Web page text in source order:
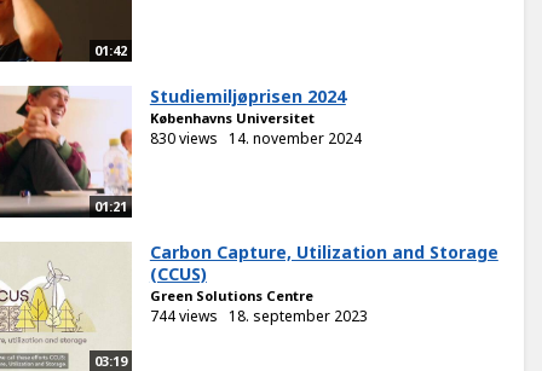
01:42
01:21
Studiemiljøprisen 2024
Københavns Universitet
830 views 14. november 2024
03:19
Carbon Capture, Utilization and Storage
(CCUS)
Green Solutions Centre
744 views 18. september 2023